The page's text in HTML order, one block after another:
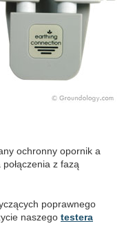
ochronny opornik a
z fazą
poprawnego
naszego testera